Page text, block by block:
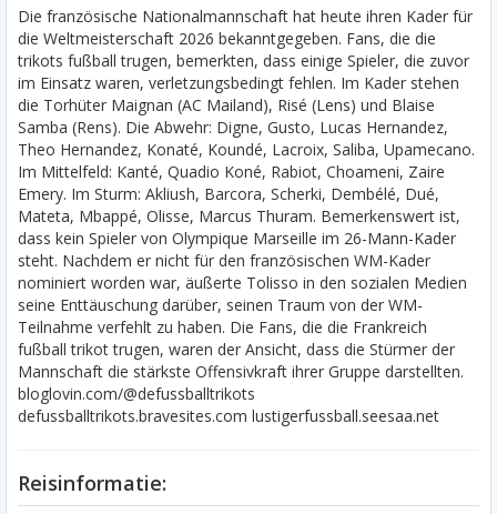
Die französische Nationalmannschaft hat heute ihren Kader für
die Weltmeisterschaft 2026 bekanntgegeben. Fans, die die
trikots fußball trugen, bemerkten, dass einige Spieler, die zuvor
im Einsatz waren, verletzungsbedingt fehlen. Im Kader stehen
die Torhüter Maignan (AC Mailand), Risé (Lens) und Blaise
Samba (Rens). Die Abwehr: Digne, Gusto, Lucas Hernandez,
Theo Hernandez, Konaté, Koundé, Lacroix, Saliba, Upamecano.
Im Mittelfeld: Kanté, Quadio Koné, Rabiot, Choameni, Zaire
Emery. Im Sturm: Akliush, Barcora, Scherki, Dembélé, Dué,
Mateta, Mbappé, Olisse, Marcus Thuram. Bemerkenswert ist,
dass kein Spieler von Olympique Marseille im 26-Mann-Kader
steht. Nachdem er nicht für den französischen WM-Kader
nominiert worden war, äußerte Tolisso in den sozialen Medien
seine Enttäuschung darüber, seinen Traum von der WM-
Teilnahme verfehlt zu haben. Die Fans, die die Frankreich
fußball trikot trugen, waren der Ansicht, dass die Stürmer der
Mannschaft die stärkste Offensivkraft ihrer Gruppe darstellten.
bloglovin.com/@defussballtrikots
defussballtrikots.bravesites.com lustigerfussball.seesaa.net
Reisinformatie: